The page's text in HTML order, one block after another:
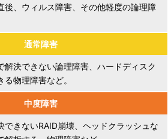
後、ウィルス障害、その他軽度の論理障
通常障害
解決できない論理障害、ハードディスク
物理障害など。
中度障害
できないRAID崩壊、ヘッドクラッシュな